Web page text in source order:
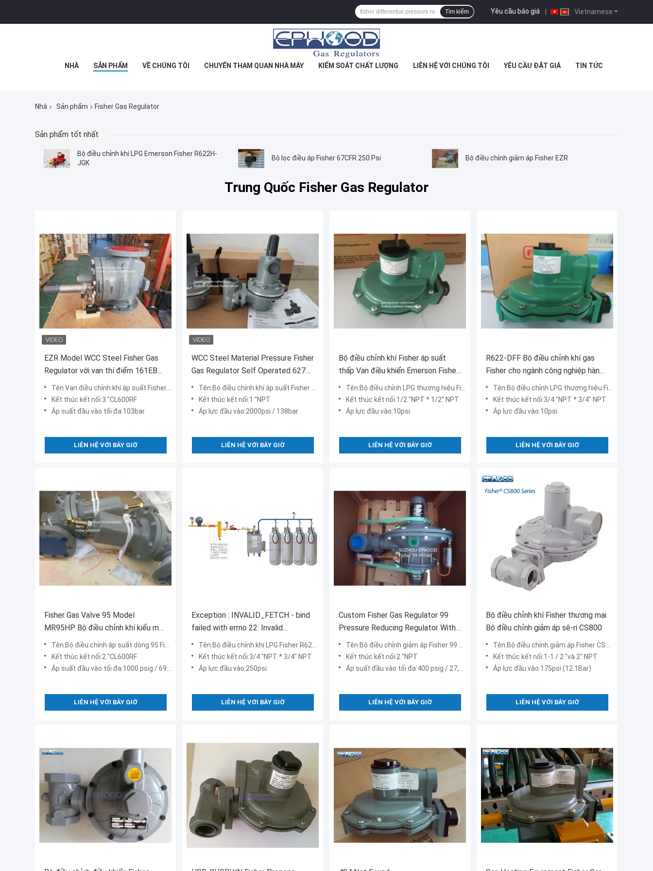
Vietnamese
Yêu cầu báo giá |
Tìm kiếm
NHÀ SẢN PHẨM VỀ CHÚNG TÔI CHUYẾN THAM QUAN NHÀ MÁY KIỂM SOÁT CHẤT LƯỢNG LIÊN HỆ VỚI CHÚNG TÔI YÊU CẦU ĐẶT GIÁ TIN TỨC
Nhà Sản phẩm Fisher Gas Regulator
Sản phẩm tốt nhất
Bộ điều chỉnh khí LPG Emerson Fisher R622H-
JGK
Bộ lọc điều áp Fisher 67CFR 250 Psi Bộ điều chỉnh giảm áp Fisher EZR
Trung Quốc Fisher Gas Regulator
EZR Model WCC Steel Fisher Gas
Regulator với van thí điểm 161EB
Tốc độ dòng chảy cao
Tên:Van điều chỉnh khí áp suất Fisher EZR
Kết thúc kết nối:3 "CL600RF
Áp suất đầu vào tối đa:103bar
LIÊN HỆ VỚI BÂY GIỜ
WCC Steel Material Pressure Fisher
Gas Regulator Self Operated 627H
Model
Tên:Bộ điều chỉnh khí áp suất Fisher 627H sử dụng cho LPG
Kết thúc kết nối:1 "NPT
Áp lực đầu vào:2000psi / 138bar
LIÊN HỆ VỚI BÂY GIỜ
Bộ điều chỉnh khí Fisher áp suất
thấp Van điều khiển Emerson Fisher
công nghiệp
Tên:Bộ điều chỉnh LPG thương hiệu Fisher R622-DFF
Kết thúc kết nối:1/2 "NPT * 1/2" NPT
Áp lực đầu vào:10psi
LIÊN HỆ VỚI BÂY GIỜ
R622-DFF Bộ điều chỉnh khí gas
Fisher cho ngành công nghiệp hàn
và cắt
Tên:Bộ điều chỉnh LPG thương hiệu Fisher R622-DFF
Kết thúc kết nối:3/4 "NPT * 3/4" NPT
Áp lực đầu vào:10psi
LIÊN HỆ VỚI BÂY GIỜ
Fisher Gas Valve 95 Model
MR95HP Bộ điều chỉnh khí kiểu mẫu
Bộ điều chỉnh mặt bích cho lò sưởi
và nồi hơi có lửa
Tên:Bộ điều chỉnh áp suất dòng 95 Fisher Gas Regulator
Kết thúc kết nối:2 "CL600RF
Áp suất đầu vào tối đa:1000 psig / 69 thanh
LIÊN HỆ VỚI BÂY GIỜ
Exception : INVALID_FETCH - bind
failed with errno 22: Invalid
argument ip=52.116.230.38
Tên:Bộ điều chỉnh khí LPG Fisher R622H-DGJ
Kết thúc kết nối:3/4 "NPT * 3/4" NPT
Áp lực đầu vào:250psi
LIÊN HỆ VỚI BÂY GIỜ
Custom Fisher Gas Regulator 99
Pressure Reducing Regulator With
Pilot
Tên:Bộ điều chỉnh giảm áp Fisher 99 Model 99
Kết thúc kết nối:2 "NPT
Áp suất đầu vào tối đa:400 psig / 27,6 bar
LIÊN HỆ VỚI BÂY GIỜ
Bộ điều chỉnh khí Fisher thương mại
Bộ điều chỉnh giảm áp sê-ri CS800
Tên:Bộ điều chỉnh giảm áp Fisher CS800
Kết thúc kết nối:1-1 / 2 "và 2" NPT
Áp lực đầu vào:175psi (12.1Bar)
LIÊN HỆ VỚI BÂY GIỜ